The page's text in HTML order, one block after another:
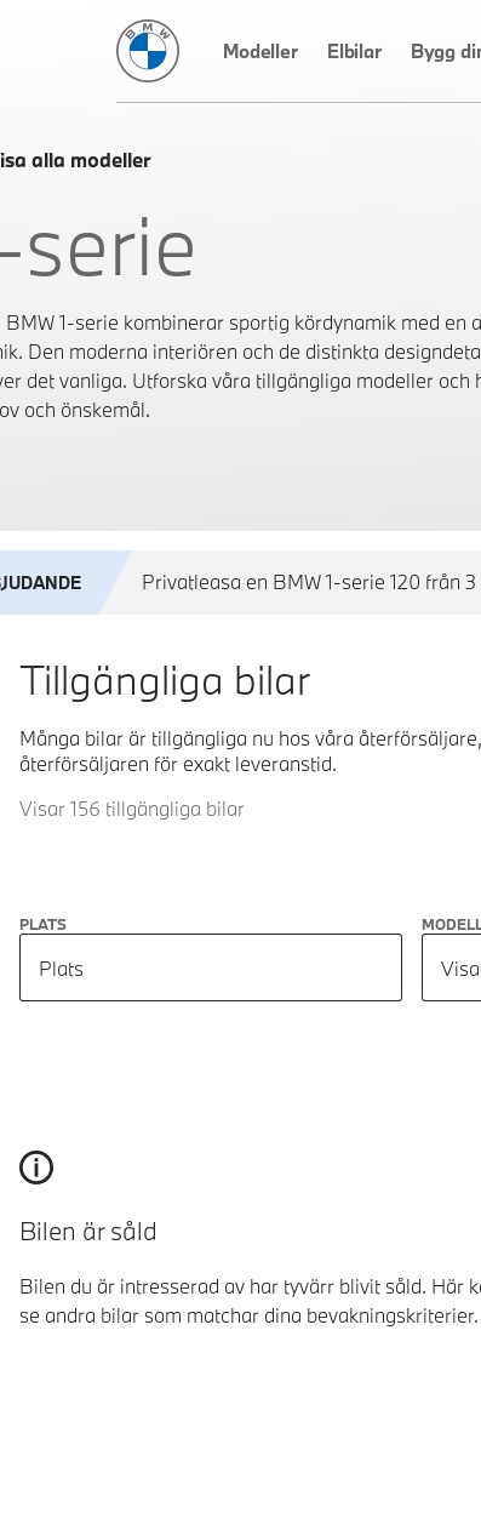
BMW Sverige
Modeller Elbilar Bygg
alla modeller
serie
BMW 1-serie kombinerar sportig kördynamik med en
Den moderna interiören och de distinkta
det vanliga. Utforska våra tillgängliga modeller och
och önskemål.
Privatleasa en BMW 1-serie 120 från
Tillgängliga bilar
Många bilar är tillgängliga nu hos våra
återförsäljaren för exakt leveranstid.
Visar 156 tillgängliga bilar
PLATS
Plats
Bilen är såld
Bilen du är intresserad av har tyvärr blivit såld. Här
se andra bilar som matchar dina bevakningskriterier.